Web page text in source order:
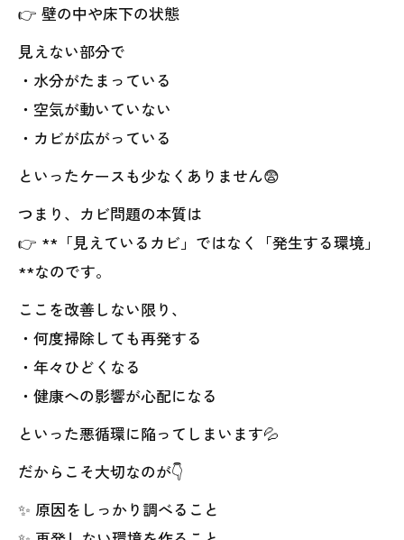
👉 壁の中や床下の状態
見えない部分で
・水分がたまっている
・空気が動いていない
・カビが広がっている
といったケースも少なくありません😨
つまり、カビ問題の本質は
👉 **「見えているカビ」ではなく「発生する環境」
**なのです。
ここを改善しない限り、
・何度掃除しても再発する
・年々ひどくなる
・健康への影響が心配になる
といった悪循環に陥ってしまいます💦
だからこそ大切なのが👇
✨ 原因をしっかり調べること